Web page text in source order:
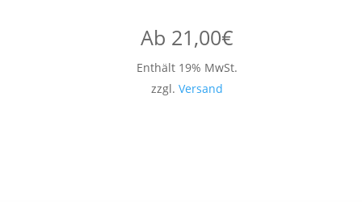
Ab 21,00€
Enthält 19% MwSt.
zzgl. Versand